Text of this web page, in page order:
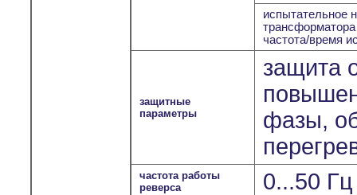
испытательное
частота/время
защитные
параметры
защита
фазы,
частота работы
реверса
0...50